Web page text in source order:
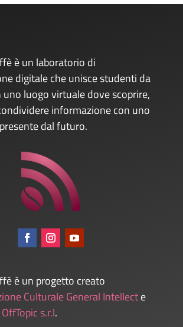
è un laboratorio di
digitale che unisce studenti da
luogo virtuale dove scoprire,
informazione con uno
dal futuro.
è un progetto creato
Culturale General Intellecte
OffTopic s.r.l.